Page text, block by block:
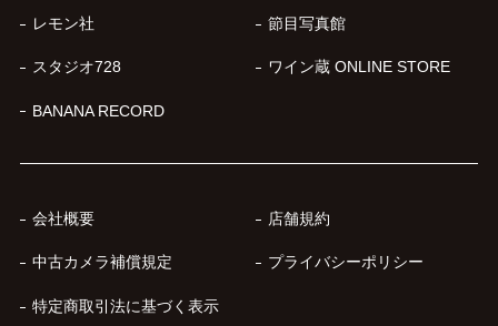
レモン社 節目写真館
スタジオ728 ワイン蔵 ONLINE STORE
BANANA RECORD
会社概要 店舗規約
中古カメラ補償規定 プライバシーポリシー
特定商取引法に基づく表示